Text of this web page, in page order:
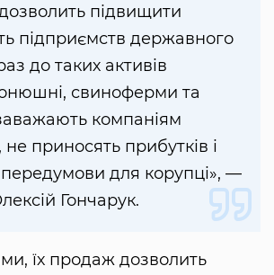
підвищити
підприємств державного
до таких активів
свиноферми та
компаніям
приносять прибутків і
для корупці», —
Гончарук.
їх продаж дозволить